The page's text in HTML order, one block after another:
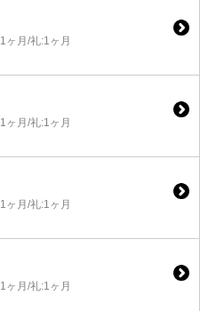
ヶ月/礼:1ヶ月
ヶ月/礼:1ヶ月
ヶ月/礼:1ヶ月
ヶ月/礼:1ヶ月